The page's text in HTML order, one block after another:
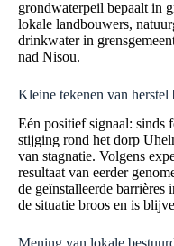
grondwaterpeil bepaalt in
lokale landbouwers,
drinkwater in
nad Nisou.
Kleine tekenen van herstel
Eén positief signaal: sinds
stijging rond het dorp
van stagnatie. Volgens
resultaat van eerder
de geïnstalleerde
de situatie broos en is